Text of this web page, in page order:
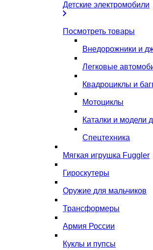
Детские электромобили
Посмотреть товары
Внедорожники и
Легковые
Квадроциклы и
Мотоциклы
Каталки и модели
Спецтехника
Мягкая игрушка Fuggler
Гироскутеры
Оружие для мальчиков
Трансформеры
Армия России
Куклы и пупсы